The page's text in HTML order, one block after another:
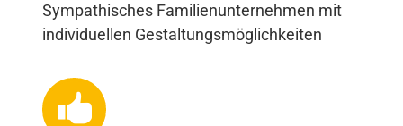
Sympathisches Familienunternehmen mit
individuellen Gestaltungsmöglichkeiten